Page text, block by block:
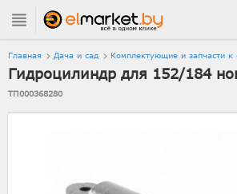
Главная Дача и сад Комплектующие и запчасти к
Гидроцилиндр для 152/184
ТП000368280